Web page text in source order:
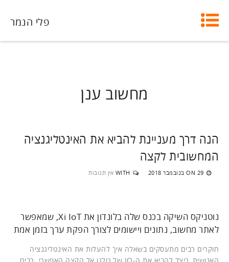
פלי הנמר
מחשוב ענן
הנה דרך מעניינת להביא את האינטליגנציה
המחשובית לקצה
ON 29 בנובמבר 2018 WITH אין תגובות
נוטניקס השיקה בכנס שלה בלונדון את Xi IoT, שמאפשר
לאתר מחשוב, נתונים ויישומים לצורך הפקת ערך בזמן אמת
חוקרים רבים מתעסקים בשאלה איך להעלות את האינטליגנציה